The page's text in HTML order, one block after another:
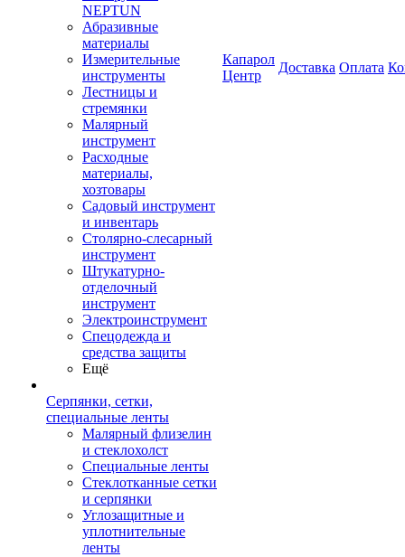
NEPTUN
Абразивные
материалы
Измерительные
инструменты
Лестницы и
стремянки
Малярный
инструмент
Расходные
материалы,
хозтовары
Садовый инструмент
и инвентарь
Столярно-слесарный
инструмент
Штукатурно-
отделочный
инструмент
Электроинструмент
Спецодежда и
средства защиты
Ещё
Серпянки, сетки,
специальные ленты
Малярный флизелин
и стеклохолст
Специальные ленты
Стеклотканные сетки
и серпянки
Углозащитные и
уплотнительные
ленты
Капарол
Центр
Доставка Оплата